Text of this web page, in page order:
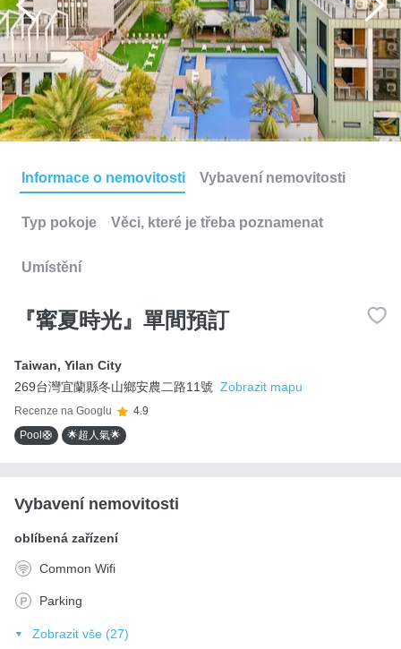
Informace o nemovitosti Vybavení nemovitosti
Typ pokoje Věci, které je třeba poznamenat
Umístění
『寗夏時光』單間預訂
Taiwan, Yilan City
269台灣宜蘭縣冬山鄉安農二路11號 Zobrazit mapu
Recenze na Googlu
4.9
Pool🛟
🌟超人氣🌟
Vybavení nemovitosti
oblíbená zařízení
Common Wifi
Parking
Zobrazit vše (27)